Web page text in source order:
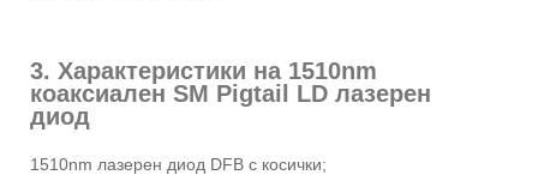
3. Характеристики на 1510nm
коаксиален SM Pigtail LD лазерен
диод
1510nm лазерен диод DFB с косички;